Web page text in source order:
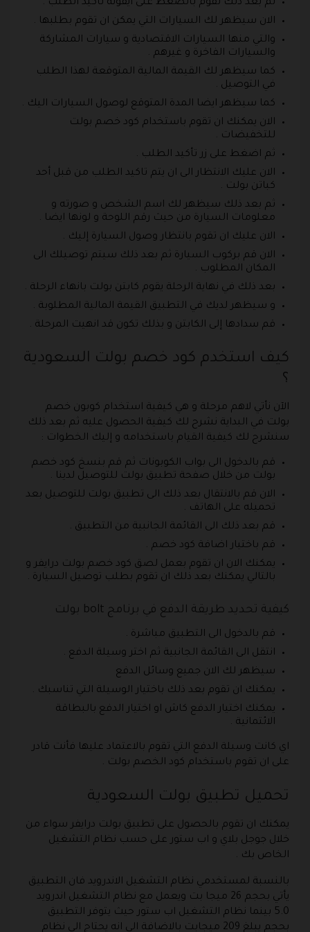
ثم بعد ذلك تقوم بالضغط على ايقونة تأكيد الطلب .
الان سيظهر لك السيارات التي يمكن ان تقوم بطلبها .
والتي منها السيارات الاقتصادية و سيارات المشاركة
والسيارات الفاخرة و غيرهم .
كما سيظهر لك القيمة المالية المتوقعة لهذا الطلب
في التوصيل .
كما سيظهر ايضا المدة المتوقع لوصول السيارات اليك .
الان يمكنك ان تقوم باستخدام كود خصم بولت
للتخفيضات .
ثم اضغط على زر تأكيد الطلب .
الان عليك الانتظار الى ان يتم تاكيد الطلب من قبل أحد
كباتن بولت .
ثم بعد ذلك سيظهر لك اسم الشخص و صورته و
معلومات السيارة من حيث رقم اللوحة و لونها ايضا .
الان عليك ان تقوم بانتظار وصول السيارة إليك .
الان قم بركوب السيارة ثم بعد ذلك سيتم توصيلك الى
المكان المطلوب .
بعد ذلك في نهاية الرحلة يقوم كابتن بولت بانهاء الرحلة .
و سيظهر لديك في التطبيق القيمة المالية المطلوبة .
قم سدادها إلى الكابتن و بذلك تكون قد انهيت المرحلة .
كيف استخدم كود خصم بولت السعودية
؟
الآن نأتي لاهم مرحلة و هي كيفية استخدام كوبون خصم
بولت في البداية نشرح لك كيفية الحصول عليه ثم بعد ذلك
سنشرح لك كيفية القيام باستخدامه و إليك الخطوات :
قم بالدخول الى بواب الكوبونات ثم قم بنسخ كود خصم
بولت من خلال صفحة تطبيق بولت للتوصيل لدينا .
الان قم بالانتقال بعد ذلك الى تطبيق بولت للتوصيل بعد
تحميله على الهاتف .
قم بعد ذلك الى القائمة الجانبية من التطبيق .
قم باختيار اضافة كود خصم .
يمكنك الان ان تقوم بعمل لصق كود خصم بولت درايفر و
بالتالي يمكنك بعد ذلك ان تقوم بطلب توصيل السيارة .
كيفية تحديد طريقة الدفع في برنامج bolt بولت
قم بالدخول الى التطبيق مباشرة .
انتقل الى القائمة الجانبية ثم اختر وسيلة الدفع .
سيظهر لك الان جميع وسائل الدفع
يمكنك ان تقوم بعد ذلك باختيار الوسيلة التي تناسبك .
يمكنك اختيار الدفع كاش او اختيار الدفع بالبطاقة
الائتمانية .
اي كانت وسيلة الدفع التي تقوم بالاعتماد عليها فأنت قادر
على ان تقوم باستخدام كود الخصم بولت .
تحميل تطبيق بولت السعودية
يمكنك ان تقوم بالحصول على تطبيق بولت درايفر سواء من
خلال جوجل بلاي و اب ستور على حسب نظام التشغيل
الخاص بك .
بالنسبة لمستخدمي نظام التشغيل الاندرويد فان التطبيق
يأتي بحجم 26 ميجا بت ويعمل مع نظام التشغيل اندرويد
5.0 بينما نظام التشغيل اب ستور حيث يتوفر التطبيق
بحجم يبلغ 209 ميجابت بالاضافة الى انه يحتاج الى نظام